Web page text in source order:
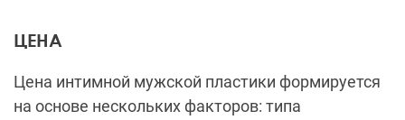
ЦЕНА
Цена интимной мужской пластики формируется
на основе нескольких факторов: типа